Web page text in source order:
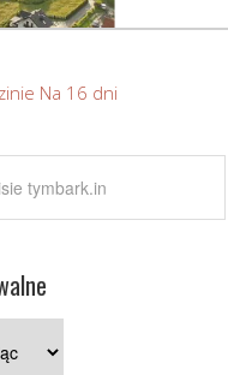
Na 16 dni